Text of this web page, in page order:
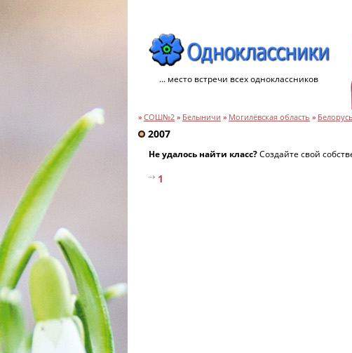
... место встречи всех одноклассников
» СОШ№2 » Белыничи » Могилёвская область » Белорусь
2007
Не удалось найти класс?Создайте свой
1